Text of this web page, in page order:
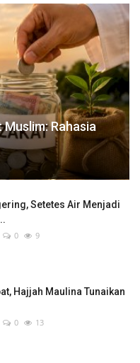
Rahasia
Setetes Air Menjadi
0 9
Hajjah Maulina Tunaikan
0 13